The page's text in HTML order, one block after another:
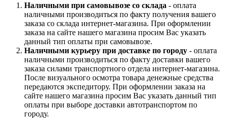
Наличными при самовывозе со склада - оплата
наличными производиться по факту получения вашего
заказа со склада интернет-магазина. При оформлении
заказа на сайте нашего магазина просим Вас указать
данный тип оплаты при самовывозе.
Наличными курьеру при доставке по городу - оплата
наличными производиться по факту доставки вашего
заказа силами транспортного отдела интернет-магазина.
После визуального осмотра товара денежные средства
передаются экспедитору. При оформлении заказа на
сайте нашего магазина просим Вас указать данный тип
оплаты при выборе доставки автотранспортом по
городу.